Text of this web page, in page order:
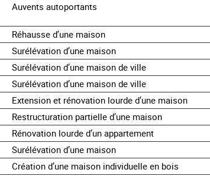
Auvents autoportants
Réhausse d’une maison
Surélévation d’une maison
Surélévation d’une maison de ville
Surélévation d’une maison de ville
Extension et rénovation lourde d’une maison
Restructuration partielle d’une maison
Rénovation lourde d’un appartement
Surélévation d’une maison
Création d’une maison individuelle en bois